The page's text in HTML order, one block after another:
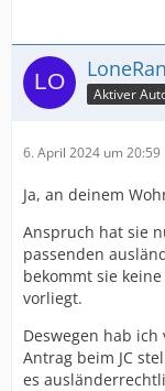
Aktiver
6. April 2024 um 20:59
Ja, an deinem
Anspruch hat sie
passenden
bekommt sie
vorliegt.
Deswegen hab
Antrag beim JC
es